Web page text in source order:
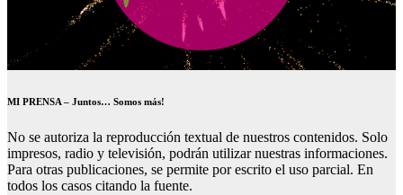
MI PRENSA – Juntos… Somos más!
No se autoriza la reproducción textual de nuestros contenidos. Solo
impresos, radio y televisión, podrán utilizar nuestras informaciones.
Para otras publicaciones, se permite por escrito el uso parcial. En
todos los casos citando la fuente.